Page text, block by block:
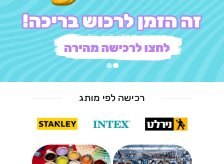
רכישה לפי מותג